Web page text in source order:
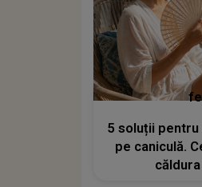
5 soluții
pe caniculă.